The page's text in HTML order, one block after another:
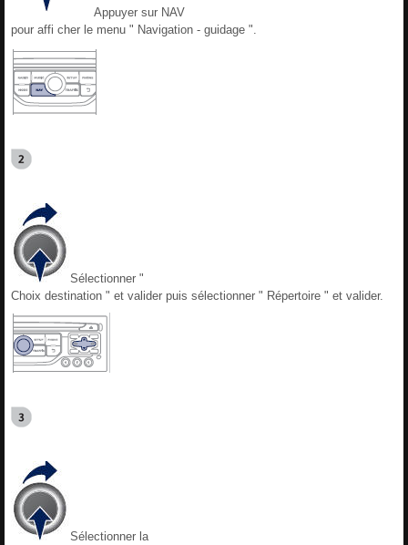
Appuyer sur NAV
pour affi cher le menu " Navigation - guidage ".
Sélectionner "
Choix destination " et valider puis sélectionner " Répertoire " et valider.
Sélectionner la